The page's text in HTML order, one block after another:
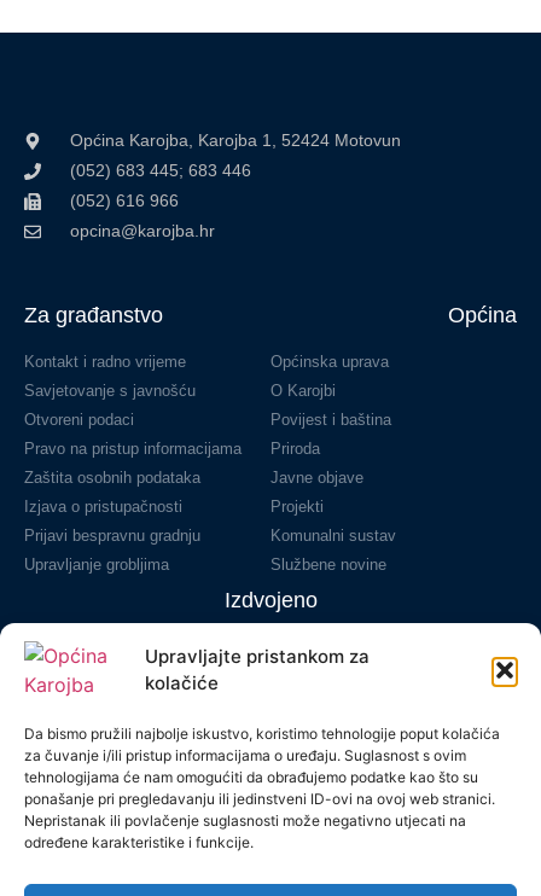
Upravljajte pristankom za
kolačiće
Da bismo pružili najbolje iskustvo, koristimo tehnologije poput kolačića
za čuvanje i/ili pristup informacijama o uređaju. Suglasnost s ovim
tehnologijama će nam omogućiti da obrađujemo podatke kao što su
ponašanje pri pregledavanju ili jedinstveni ID-ovi na ovoj web stranici.
Nepristanak ili povlačenje suglasnosti može negativno utjecati na
određene karakteristike i funkcije.
Općina Karojba, Karojba 1, 52424 Motovun
(052) 683 445; 683 446
(052) 616 966
opcina@karojba.hr
Za građanstvo
Kontakt i radno vrijeme
Savjetovanje s javnošću
Otvoreni podaci
Pravo na pristup informacijama
Zaštita osobnih podataka
Izjava o pristupačnosti
Prijavi bespravnu gradnju
Upravljanje grobljima
Općina
Općinska uprava
O Karojbi
Povijest i baština
Priroda
Javne objave
Projekti
Komunalni sustav
Službene novine
Izdvojeno
Novosti
Proračun
Prostorni plan
Javna nabava
Parenzana
Udruge